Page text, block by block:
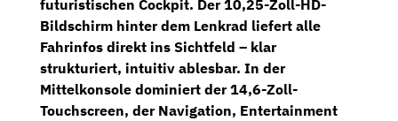
futuristischen Cockpit. Der10,25-Zoll-HD-
Bildschirm hinter dem Lenkrad liefert alle
Fahrinfos direkt ins Sichtfeld – klar
strukturiert, intuitiv ablesbar. In der
Mittelkonsole dominiert der14,6-Zoll-
Touchscreen, der Navigation, Entertainment